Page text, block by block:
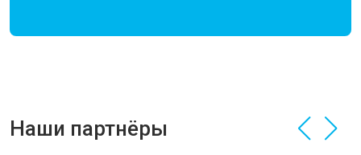
Наши партнёры